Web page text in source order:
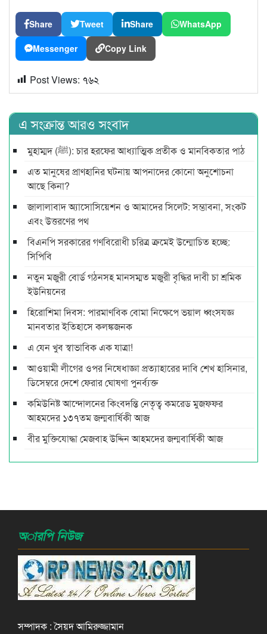
Share Tweet Share WhatsApp
Messenger Copy Link
Post Views: ৭৬২
এ সংক্রান্ত আরও সংবাদ
মুহাম্মদ (ﷺ): চার হরফের আধ্যাত্মিক প্রতীক ও মানবিকতার পাঠ
এত মানুষের প্রাণহানির ঘটনায় আপনাদের কোনো অনুশোচনা
আছে কিনা?
জালালাবাদ অ্যাসোসিয়েশন ও আমাদের সিলেট: সম্ভাবনা, সংকট
এবং উত্তরণের পথ
বিএনপি সরকারের গণবিরোধী চরিত্র ক্রমেই উন্মোচিত হচ্ছে:
সিপিবি
নতুন মজুরী বোর্ড গঠনসহ মানসম্মত মজুরী বৃদ্ধির দাবী চা শ্রমিক
ইউনিয়নের
হিরোশিমা দিবস: পারমাণবিক বোমা নিক্ষেপে ভয়াল ধ্বংসযজ্ঞ
মানবতার ইতিহাসে কলঙ্কজনক
এ যেন খুব স্বাভাবিক এক যাত্রা!
আওয়ামী লীগের ওপর নিষেধাজ্ঞা প্রত্যাহারের দাবি শেখ হাসিনার,
ডিসেম্বরে দেশে ফেরার ঘোষণা পুনর্ব্যক্ত
কমিউনিষ্ট আন্দোলনের কিংবদন্তি নেতৃত্ব কমরেড মুজফ্ফর
আহমদের ১৩৭তম জন্মবার্ষিকী আজ
বীর মুক্তিযোদ্ধা মেজবাহ উদ্দিন আহমদের জন্মবার্ষিকী আজ
অারপি নিউজ
সম্পাদক : সৈয়দ আমিরুজ্জামান